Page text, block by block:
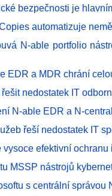
bezpečnosti je
automatizuje
N-able portfolio
EDR a MDR chrání
nedostatek IT
N-able EDR a N-central
řeší nedostatek IT
efektivní
MSSP nástrojů
s centrální správou